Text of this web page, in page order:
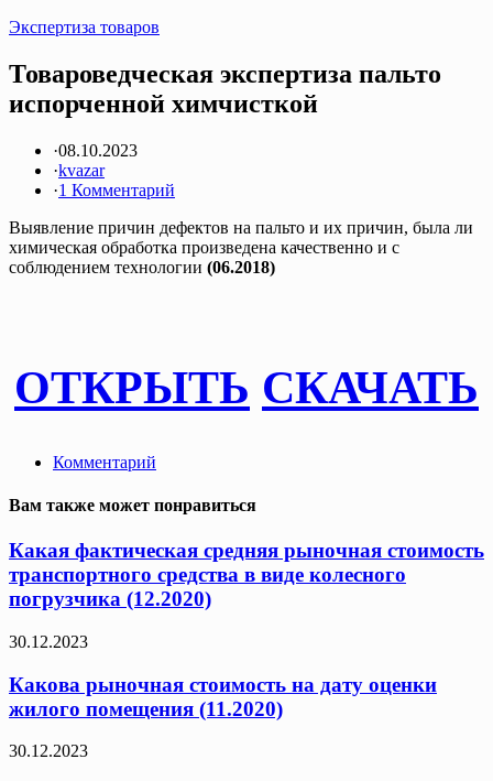
Экспертиза товаров
Товароведческая экспертиза пальто
испорченной химчисткой
·08.10.2023
·kvazar
·1 Комментарий
Выявление причин дефектов на пальто и их причин, была ли
химическая обработка произведена качественно и с
соблюдением технологии (06.2018)
ОТКРЫТЬ СКАЧАТЬ
Комментарий
Вам также может понравиться
Какая фактическая средняя рыночная стоимость
транспортного средства в виде колесного
погрузчика (12.2020)
30.12.2023
Какова рыночная стоимость на дату оценки
жилого помещения (11.2020)
30.12.2023